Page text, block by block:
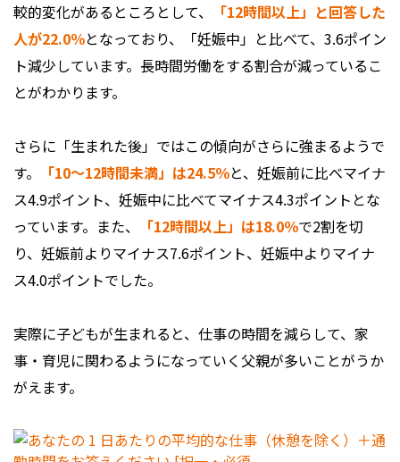
較的変化があるところとして、
「12時間以上」と回答した
人が22.0％となっており、「妊娠中」と比べて、3.6ポイン
ト減少しています。長時間労働をする割合が減っているこ
とがわかります。
さらに「生まれた後」ではこの傾向がさらに強まるようで
す。
「10～12時間未満」は24.5％と、妊娠前に比べマイナ
ス4.9ポイント、妊娠中に比べてマイナス4.3ポイントとな
っています。また、
「12時間以上」は18.0％で2割を切
り、妊娠前よりマイナス7.6ポイント、妊娠中よりマイナ
ス4.0ポイントでした。
実際に子どもが生まれると、仕事の時間を減らして、家
事・育児に関わるようになっていく父親が多いことがうか
がえます。